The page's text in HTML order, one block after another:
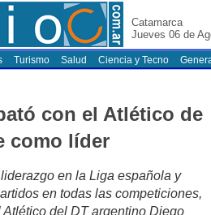
Catamarca
Jueves 06 de
Turismo Salud Ciencia y Tecno
con el Atlético de
como líder
en la Liga española y
en todas las competiciones,
del DT argentino Diego